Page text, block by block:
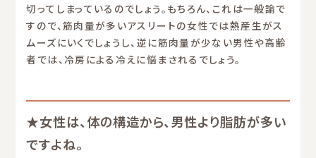
切ってしまっているのでしょう。もちろん、これは一般論で
すので、筋肉量が多いアスリートの女性では熱産生がス
ムーズにいくでしょうし、逆に筋肉量が少ない男性や高齢
者では、冷房による冷えに悩まされるでしょう。
★女性は、体の構造から、男性より脂肪が多い
ですよね。